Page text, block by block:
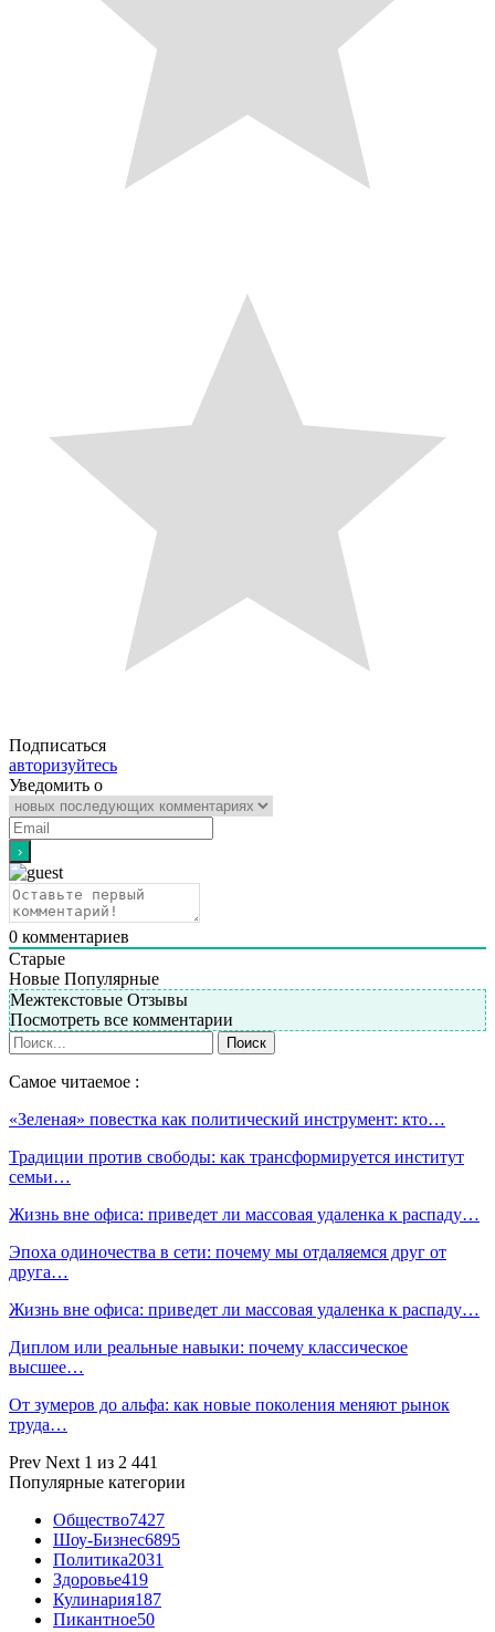
Подписаться
авторизуйтесь
Уведомить о
0 комментариев
Старые
Новые Популярные
Межтекстовые Отзывы
Посмотреть все комментарии
Самое читаемое :
«Зеленая» повестка как политический инструмент: кто…
Традиции против свободы: как трансформируется институт
семьи…
Жизнь вне офиса: приведет ли массовая удаленка к распаду…
Эпоха одиночества в сети: почему мы отдаляемся друг от
друга…
Жизнь вне офиса: приведет ли массовая удаленка к распаду…
Диплом или реальные навыки: почему классическое
высшее…
От зумеров до альфа: как новые поколения меняют рынок
труда…
Prev Next 1 из 2 441
Популярные категории
Общество7427
Шоу-Бизнес6895
Политика2031
Здоровье419
Кулинария187
Пикантное50